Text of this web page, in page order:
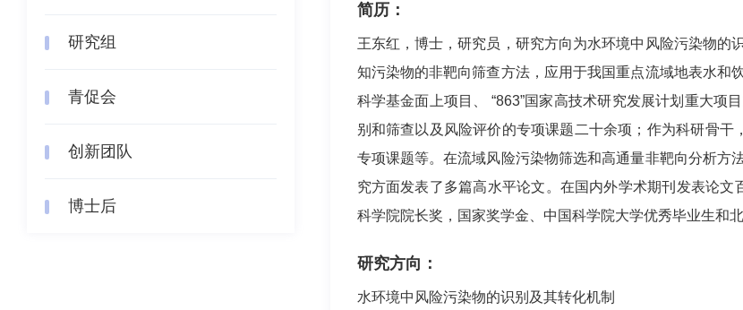
研究组
青促会
创新团队
博士后
简历：
王东红，博士，研究员，研究方向为水环境中风险污染物
知污染物的非靶向筛查方法，应用于我国重点流域地表水和
科学基金面上项目、 “863”国家高技术研究发展计划重大
别和筛查以及风险评价的专项课题二十余项；作为科研骨干
专项课题等。在流域风险污染物筛选和高通量非靶向分析
究方面发表了多篇高水平论文。在国内外学术期刊发表论
科学院院长奖，国家奖学金、中国科学院大学优秀毕业生和
研究方向：
水环境中风险污染物的识别及其转化机制